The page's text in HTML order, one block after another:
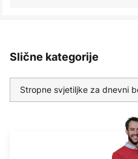
Slične kategorije
Stropne svjetiljke za dnevni